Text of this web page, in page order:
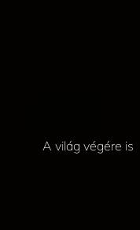
A világ végére is